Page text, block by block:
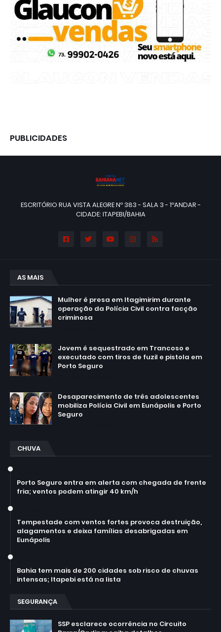
PUBLICIDADES
ESCRITÓRIO RUA VISTA ALEGRE Nº 383 - SALA 3 - 1ºANDAR -
CIDADE: ITAPEBI/BAHIA
AS MAIS
Mulher é presa em Itagimirim durante
operação da Polícia Civil contra facção
criminosa
Jovem é sequestrado em Trancoso e
executado com tiros de fuzil e pistola em
Porto Seguro
Desaparecimento de três adolescentes
mobiliza Polícia Civil em Eunápolis e Porto
Seguro
CHUVA
Porto Seguro entra em alerta com chegada de frente
fria; ventos podem atingir 40 km/h
Tempestade com ventos fortes provoca destruição,
alagamentos e deixa famílias desabrigadas em
Eunápolis
Bahia tem mais de 200 cidades sob risco de chuvas
intensas; Itapebi está na lista
SEGURANÇA
SSP esclarece ocorrência no Circuito